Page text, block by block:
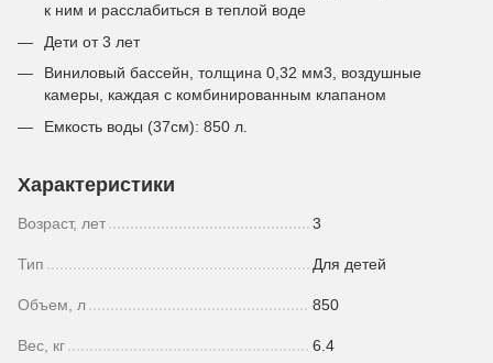
к ним и расслабиться в теплой воде
Дети от 3 лет
Виниловый бассейн, толщина 0,32 мм3, воздушные
камеры, каждая с комбинированным клапаном
Емкость воды (37см): 850 л.
Характеристики
Возраст, лет 3
Тип Для детей
Объем, л 850
Вес, кг 6.4